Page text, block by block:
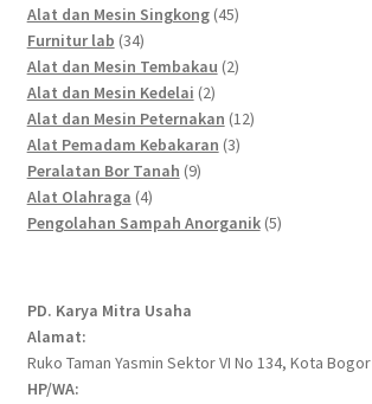
Alat dan Mesin Singkong 4545
Furnitur lab 3434
products
Alat dan Mesin Tembakau 22
Alat dan Mesin Kedelai 22
products
Alat dan Mesin Peternakan 1212
Alat Pemadam Kebakaran 33
Peralatan Bor Tanah 99
Alat Olahraga 44
products
Pengolahan Sampah Anorganik 55
PD. Karya Mitra Usaha
Alamat:
Ruko Taman Yasmin Sektor VI No 134, Kota Bogor
HP/WA: